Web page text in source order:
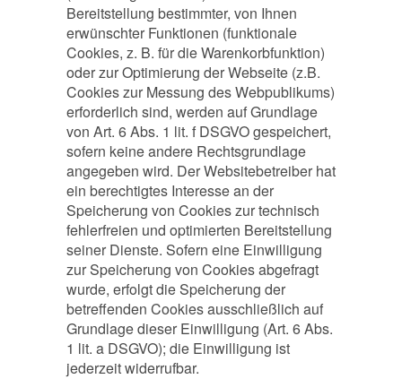
Bereitstellung bestimmter, von Ihnen
erwünschter Funktionen (funktionale
Cookies, z. B. für die Warenkorbfunktion)
oder zur Optimierung der Webseite (z.B.
Cookies zur Messung des Webpublikums)
erforderlich sind, werden auf Grundlage
von Art. 6 Abs. 1 lit. f DSGVO gespeichert,
sofern keine andere Rechtsgrundlage
angegeben wird. Der Websitebetreiber hat
ein berechtigtes Interesse an der
Speicherung von Cookies zur technisch
fehlerfreien und optimierten Bereitstellung
seiner Dienste. Sofern eine Einwilligung
zur Speicherung von Cookies abgefragt
wurde, erfolgt die Speicherung der
betreffenden Cookies ausschließlich auf
Grundlage dieser Einwilligung (Art. 6 Abs.
1 lit. a DSGVO); die Einwilligung ist
jederzeit widerrufbar.